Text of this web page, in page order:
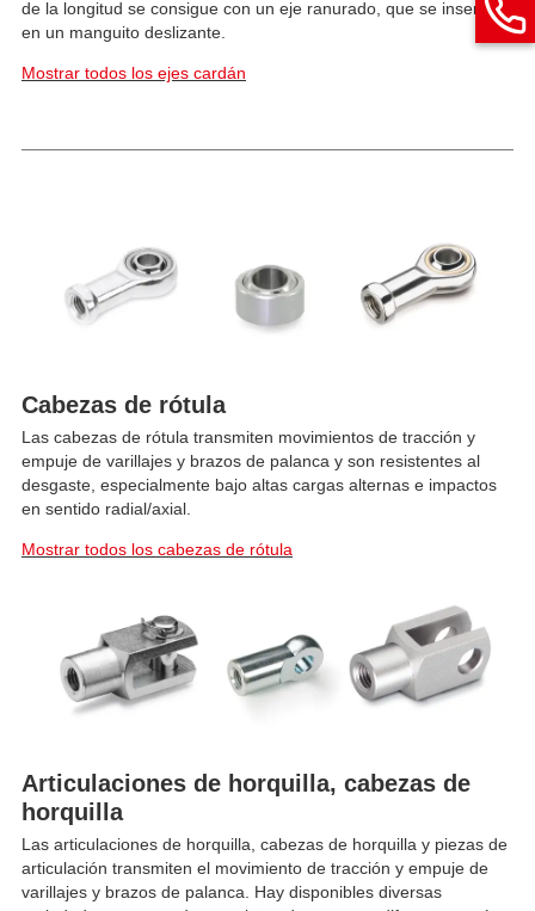
de la longitud se consigue con un eje ranurado, que se inserta
en un manguito deslizante.
Mostrar todos los ejes cardán
Cabezas de rótula
Las cabezas de rótula transmiten movimientos de tracción y
empuje de varillajes y brazos de palanca y son resistentes al
desgaste, especialmente bajo altas cargas alternas e impactos
en sentido radial/axial.
Mostrar todos los cabezas de rótula
Articulaciones de horquilla, cabezas de
horquilla
Las articulaciones de horquilla, cabezas de horquilla y piezas de
articulación transmiten el movimiento de tracción y empuje de
varillajes y brazos de palanca. Hay disponibles diversas